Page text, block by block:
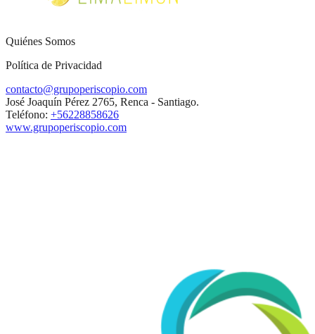
Quiénes Somos
Política de Privacidad
contacto@grupoperiscopio.com
José Joaquín Pérez 2765, Renca - Santiago.
Teléfono: +56228858626
www.grupoperiscopio.com